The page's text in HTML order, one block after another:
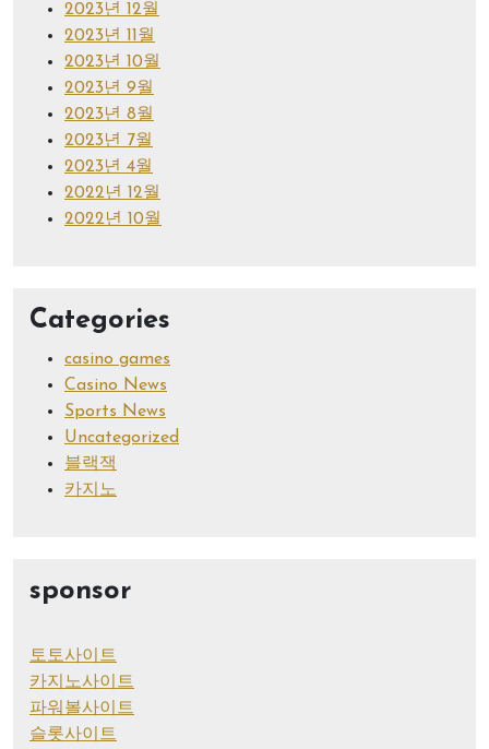
2023년 12월
2023년 11월
2023년 10월
2023년 9월
2023년 8월
2023년 7월
2023년 4월
2022년 12월
2022년 10월
Categories
casino games
Casino News
Sports News
Uncategorized
블랙잭
카지노
sponsor
토토사이트
카지노사이트
파워볼사이트
슬롯사이트